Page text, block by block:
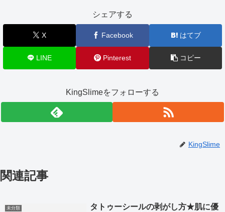
シェアする
X Facebook はてブ
LINE Pinterest コピー
KingSlimeをフォローする
KingSlime
関連記事
未分類
タトゥーシールの剥がし方★肌に優